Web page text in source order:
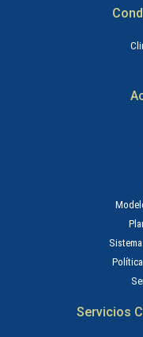
Servicios